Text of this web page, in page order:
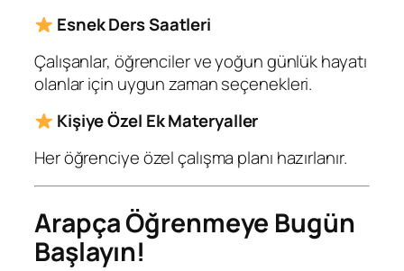
Esnek Ders Saatleri
Çalışanlar, öğrenciler ve yoğun günlük hayatı
olanlar için uygun zaman seçenekleri.
Kişiye Özel Ek Materyaller
Her öğrenciye özel çalışma planı hazırlanır.
Arapça Öğrenmeye Bugün
Başlayın!